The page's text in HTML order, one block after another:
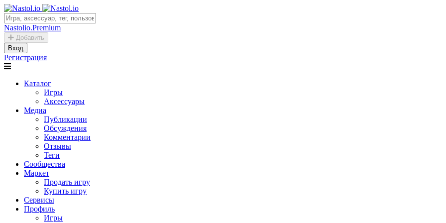
Nastolio.Premium
Добавить
Вход
Регистрация
Каталог
Игры
Аксессуары
Медиа
Публикации
Обсуждения
Комментарии
Отзывы
Теги
Сообщества
Маркет
Продать игру
Купить игру
Сервисы
Профиль
Игры